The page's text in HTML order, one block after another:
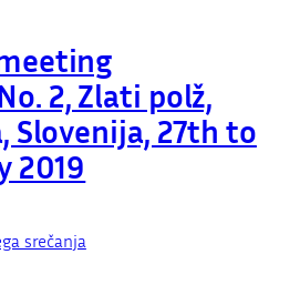
2, Zlati polž,
Slovenija, 27th to
2019
srečanja